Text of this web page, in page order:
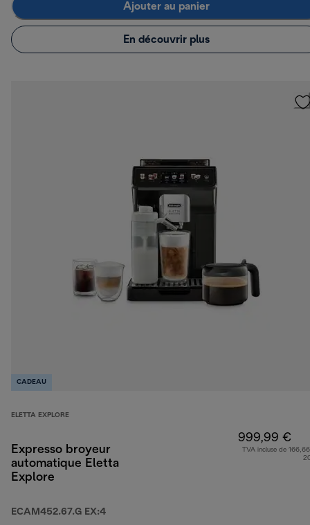
Ajouter au panier
En découvrir plus
CADEAU
ELETTA EXPLORE
Expresso broyeur
automatique Eletta
Explore
ECAM452.67.G EX:4
999,99 €
TVA incluse de